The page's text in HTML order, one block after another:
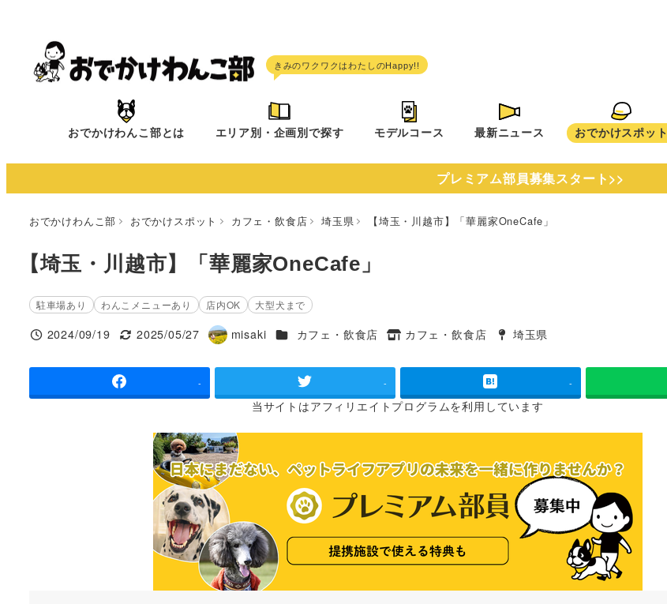
へ
おでかけわんこ部とは エリア別・企画別で探す モデルコース 最新ニュース おでかけスポット
プレミアム部員募集スタート>>
おでかけわんこ部 おでかけスポット カフェ・飲食店 埼玉県 【埼玉・川越市】「華麗家OneCafe」
【埼玉・川越市】「華麗家OneCafe」
駐車場あり わんこメニューあり 店内OK 大型犬まで
投稿日
2024/09/19
更新日
2025/05/27
著
misaki 施設ジャンル
カフェ・飲食店
タグ
カフェ・飲食店
タグ
埼玉県
- - -
当サイトはアフィリエイトプログラムを利用しています